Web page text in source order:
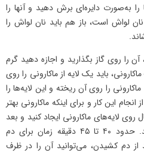
به‌صورت دایره‌ای برش دهید و آنها را
لواش است، باز هم باید نان لواش را
را روی گاز بگذارید و اجازه دهید گرم
باید یک لایه از ماکارونی را روی
را روی آن ریخته و این لایه‌ها را
انجام این کار و برای اینکه ماکارونی بهتر
لایه‌های ماکارونی ایجاد کنید و بعد
دم‌کنی را روی درب قابلمه بگذارید. حدود ۴۰ تا ۴۵ دقیقه زمان برای دم
دم کشیدن، می‌توانید آن را در ظرف